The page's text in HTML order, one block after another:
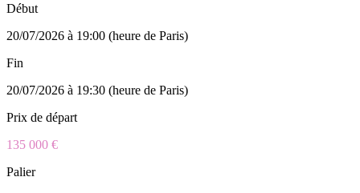
Début
20/07/2026 à 19:00 (heure de Paris)
Fin
20/07/2026 à 19:30 (heure de Paris)
Prix de départ
135 000 €
Palier